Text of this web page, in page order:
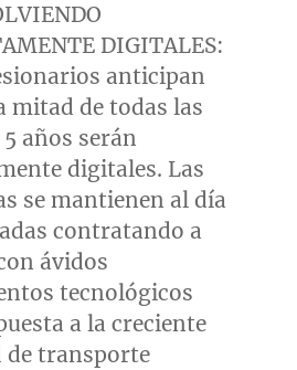
DIGITALES:
anticipan
mitad de todas las
años serán
digitales. Las
se mantienen al día
contratando a
ávidos
tecnológicos
a la creciente
de transporte